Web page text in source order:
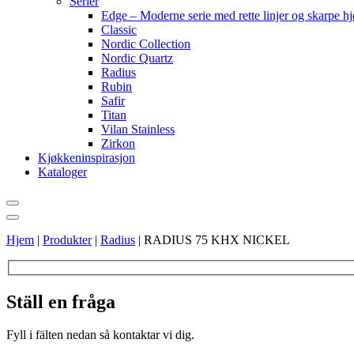
Edge – Moderne serie med rette linjer og skarpe
Classic
Nordic Collection
Nordic Quartz
Radius
Rubin
Safir
Titan
Vilan Stainless
Zirkon
Kjøkkeninspirasjon
Kataloger
Hjem | Produkter| Radius | RADIUS 75 KHX NICKEL
Ställ en fråga
Fyll i fälten nedan så kontaktar vi dig.